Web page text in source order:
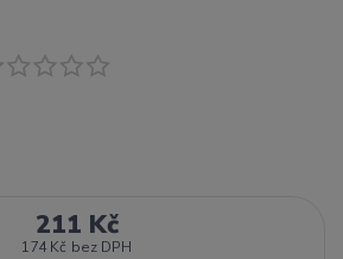
211 Kč
174 Kč bez DPH